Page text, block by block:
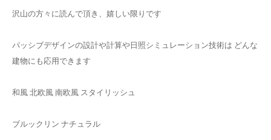
沢山の方々に読んで頂き、嬉しい限りです
パッシブデザインの設計や計算や日照シミュレーション技術は どんな
建物にも応用できます
和風 北欧風 南欧風 スタイリッシュ
ブルックリン ナチュラル